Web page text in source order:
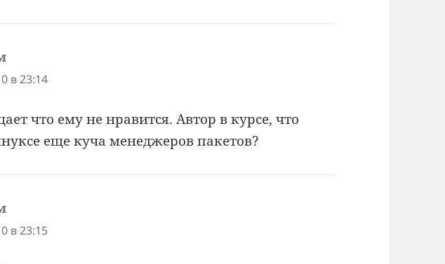
в 23:14
что ему не нравится. Автор в курсе, что
еще куча менеджеров пакетов?
в 23:15